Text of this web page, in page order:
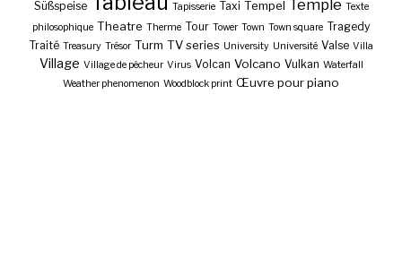
Süßspeise
Tapisserie Taxi Tempel Temple Texte
philosophique Theatre Therme Tour Tower Town Town square Tragedy
Traité Treasury Trésor Turm TV series University Université Valse Villa
Village Village de pêcheur Virus Volcan Volcano Vulkan Waterfall
Weather phenomenon Woodblock print Œuvre pour piano